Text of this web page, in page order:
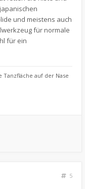
und meistens auch
für normale
für ein
auf der Nase
5